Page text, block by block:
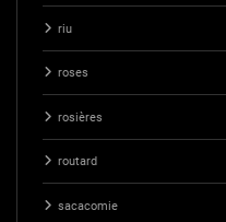
riu
roses
rosières
routard
sacacomie